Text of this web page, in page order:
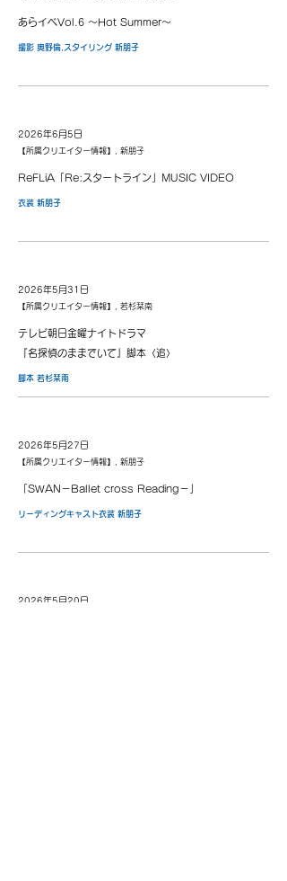
あらイベVol.6 〜Hot Summer〜
撮影 奥野倫,スタイリング 新朋子
2026年6月5日
【所属クリエイター情報】, 新朋子
ReFLiA「Re:スタートライン」MUSIC VIDEO
衣装 新朋子
2026年5月31日
【所属クリエイター情報】, 若杉栞南
テレビ朝日金曜ナイトドラマ
『名探偵のままでいて』脚本〈追〉
脚本 若杉栞南
2026年5月27日
【所属クリエイター情報】, 新朋子
「SWAN－Ballet cross Reading－」
リーディングキャスト衣装 新朋子
2026年5月20日